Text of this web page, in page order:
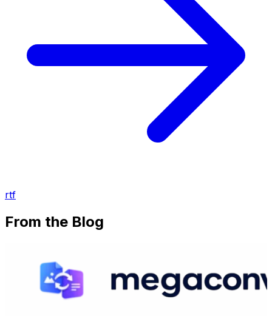
rtf
From the Blog